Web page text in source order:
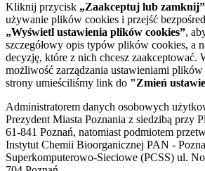
Kliknij przycisk „Zaakceptuj lub zamknij”
używanie plików cookies i przejść
„Wyświetl ustawienia plików cookies”,
szczegółowy opis typów plików cookies, a
decyzję, które z nich chcesz zaakceptować.
możliwość zarządzania ustawieniami
strony umieściliśmy link do "Zmień
Administratorem danych osobowych
Prezydent Miasta Poznania z siedzibą przy
61-841 Poznań, natomiast podmiotem
Instytut Chemii Bioorganicznej PAN -
Superkomputerowo-Sieciowe (PCSS) ul.